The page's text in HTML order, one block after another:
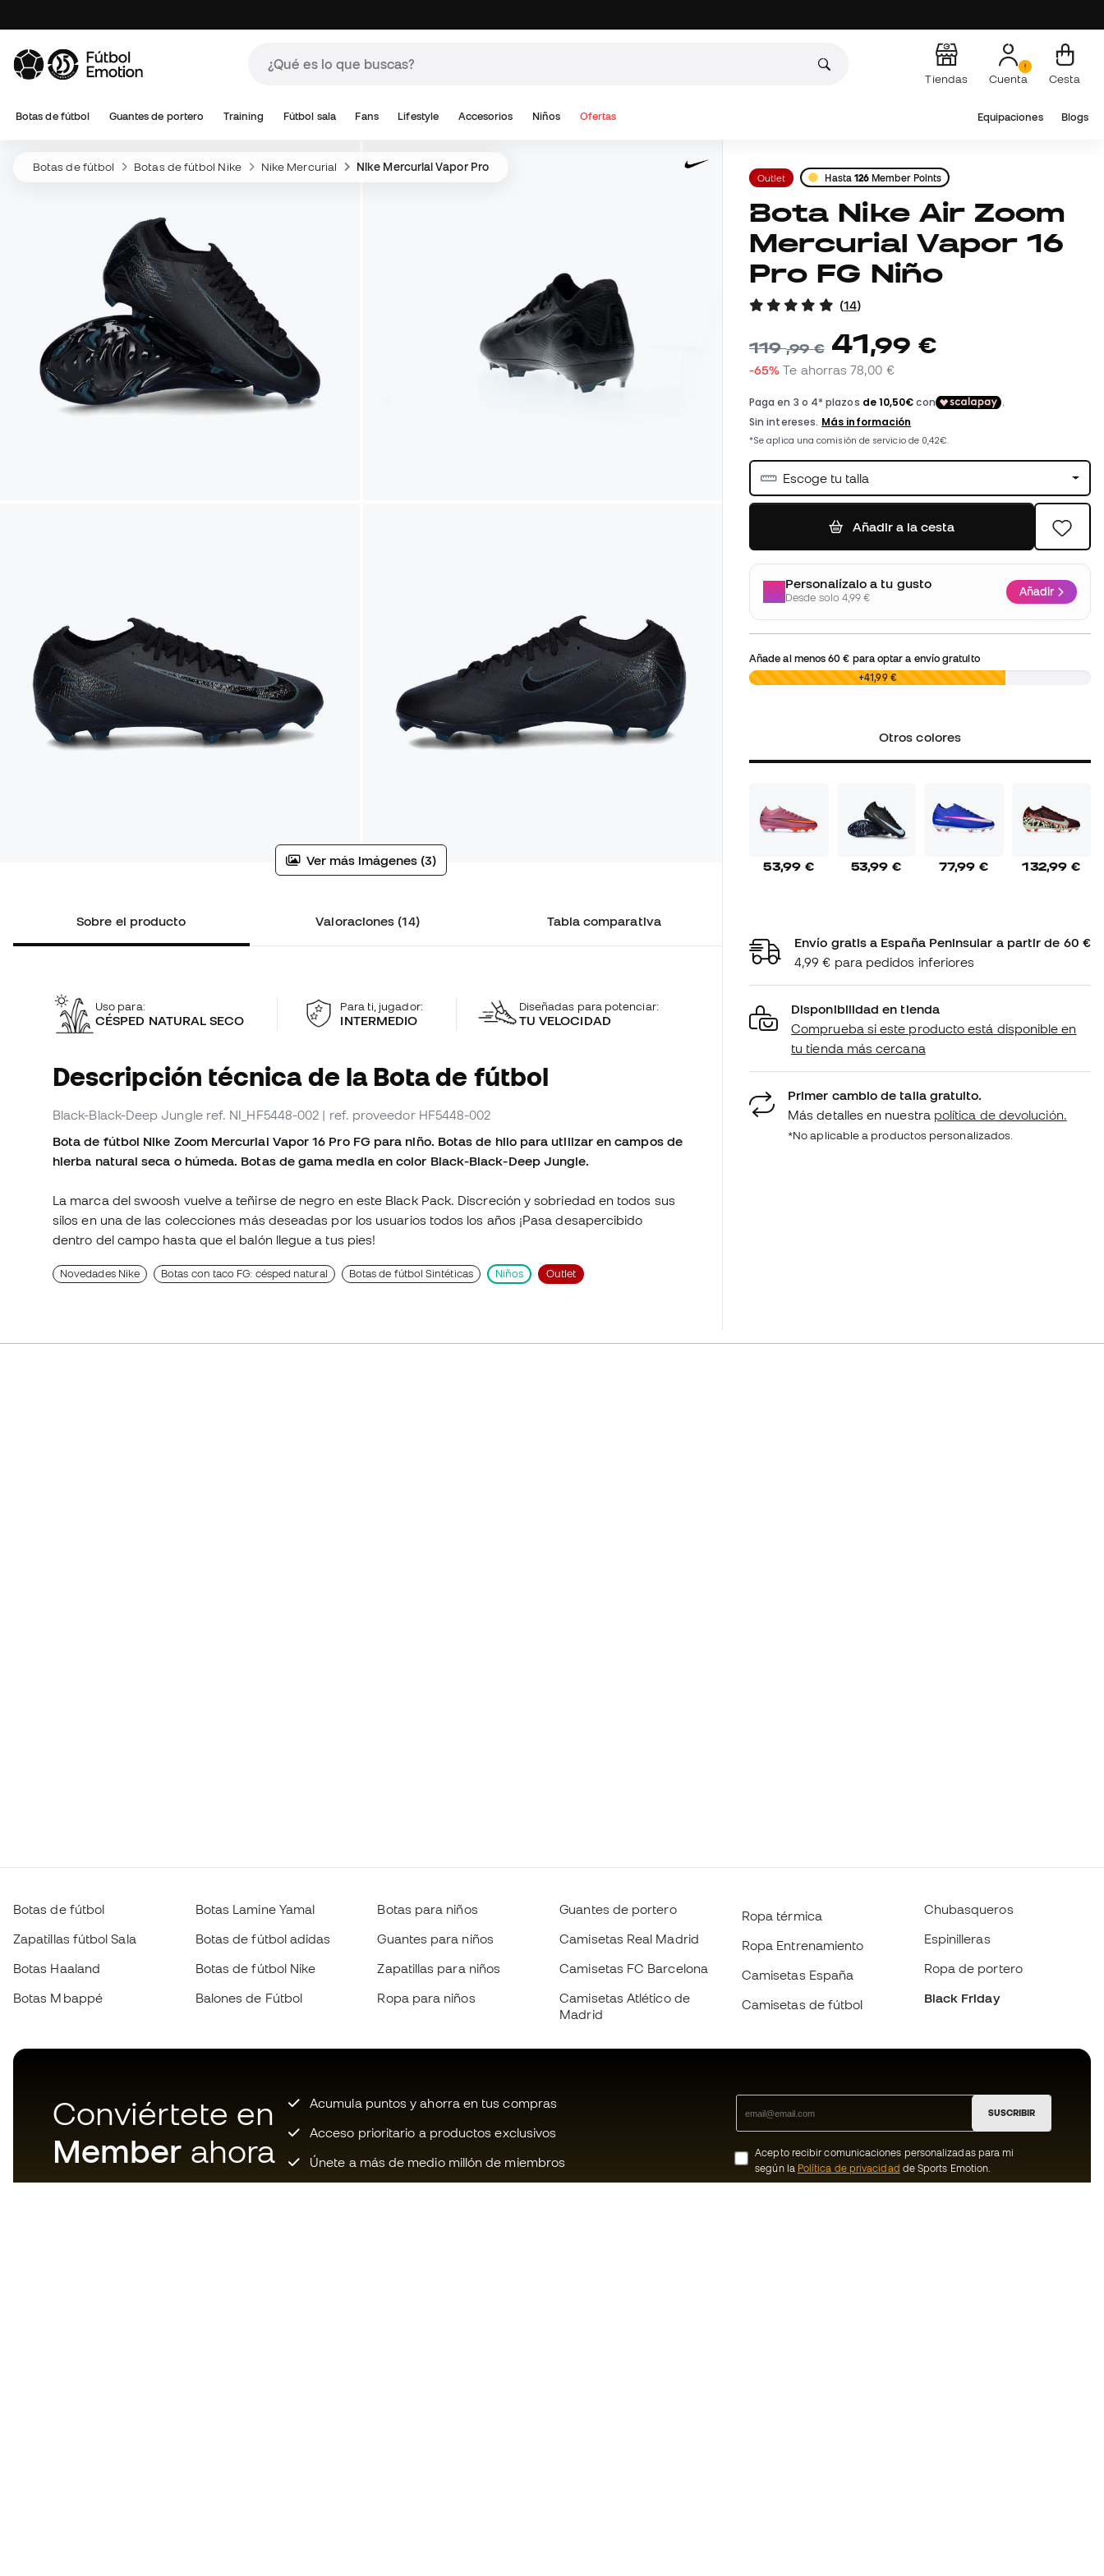
Tiendas Cuenta Cesta
Botas de fútbol Guantes de portero Training Fútbol sala Fans Lifestyle Accesorios Niños Ofertas Equipaciones Blogs
Botas de fútbol Botas de fútbol Nike Nike Mercurial Nike Mercurial Vapor Pro
Ver más imágenes (3)
Sobre el producto Valoraciones (14) Tabla comparativa
Uso para:
CÉSPED NATURAL SECO
Para ti, jugador:
INTERMEDIO
Diseñadas para potenciar:
TU VELOCIDAD
Descripción técnica de la Bota de fútbol
Black-Black-Deep Jungle ref. NI_HF5448-002 | ref. proveedor HF5448-002
Bota de fútbol Nike Zoom Mercurial Vapor 16 Pro FG para niño. Botas de hilo para utilizar en campos de
hierba natural seca o húmeda. Botas de gama media en color Black-Black-Deep Jungle.
La marca del swoosh vuelve a teñirse de negro en este Black Pack. Discreción y sobriedad en todos sus
silos en una de las colecciones más deseadas por los usuarios todos los años ¡Pasa desapercibido
dentro del campo hasta que el balón llegue a tus pies!
Novedades Nike Botas con taco FG: césped natural Botas de fútbol Sintéticas Niños Outlet
Outlet Hasta 126 Member Points
Bota Nike Air Zoom
Mercurial Vapor 16
Pro FG Niño
(14)
119,99 € 41,99 €
-65% Te ahorras78,00 €
Escoge tu talla
Añadir a la cesta
Personalízalo a tu gusto
Desde solo 4,99 € Añadir
Añade al menos60 € para optar a envío gratuito
0,00 € +41,99 €
Otros colores
53,99 € 53,99 € 77,99 € 132,99 €
Envío gratis a España Peninsular a partir de 60 €
4,99 € para pedidos inferiores
Disponibilidad en tienda
Comprueba si este producto está disponible en
tu tienda más cercana
Primer cambio de talla gratuito.
Más detalles en nuestra política de devolución.
*No aplicable a productos personalizados.
Botas de fútbol
Zapatillas fútbol Sala
Botas Haaland
Botas Mbappé
Botas Lamine Yamal
Botas de fútbol adidas
Botas de fútbol Nike
Balones de Fútbol
Botas para niños
Guantes para niños
Zapatillas para niños
Ropa para niños
Guantes de portero
Camisetas Real Madrid
Camisetas FC Barcelona
Camisetas Atlético de
Madrid
Ropa térmica
Ropa Entrenamiento
Camisetas España
Camisetas de fútbol
Chubasqueros
Espinilleras
Ropa de portero
Black Friday
Conviértete en
Member ahora
Acumula puntos y ahorra en tus compras
Acceso prioritario a productos exclusivos
Únete a más de medio millón de miembros
SUSCRIBIR
Acepto recibir comunicaciones personalizadas para mi
según la Política de privacidad de Sports Emotion.